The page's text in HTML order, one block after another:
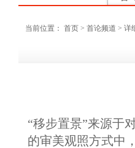
当前位置： 首页 > 首论频道 > 详
“移步置景”来源于
的审美观照方式中